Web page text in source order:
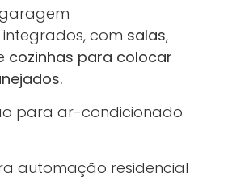
com salas,
cozinhas para colocar
para ar-condicionado
automação residencial